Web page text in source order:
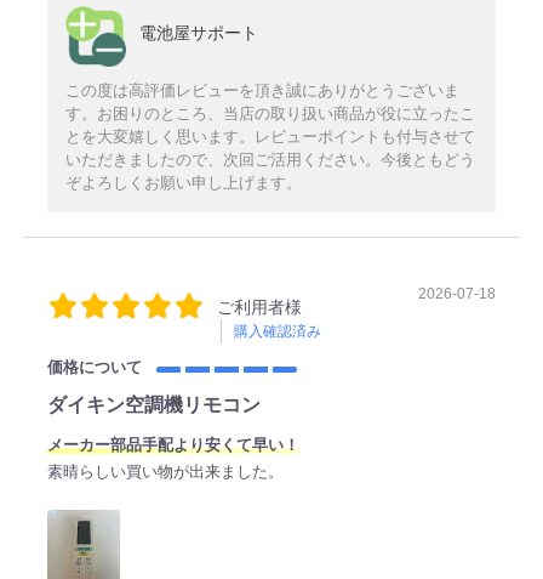
電池屋サポート
この度は高評価レビューを頂き誠にありがとうございま
す。お困りのところ、当店の取り扱い商品が役に立ったこ
とを大変嬉しく思います。レビューポイントも付与させて
いただきましたので、次回ご活用ください。今後ともどう
ぞよろしくお願い申し上げます。
ご利用者様
購入確認済み
2026-07-18
価格について
ダイキン空調機リモコン
メーカー部品手配より安くて早い！
素晴らしい買い物が出来ました。